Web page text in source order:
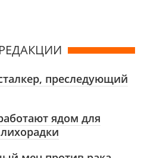
преследующий
ядом для